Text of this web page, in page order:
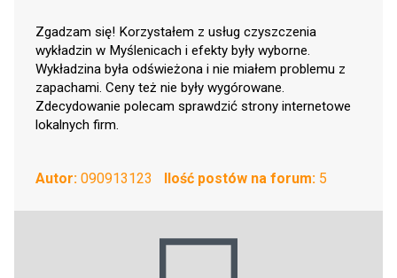
Zgadzam się! Korzystałem z usług czyszczenia
wykładzin w Myślenicach i efekty były wyborne.
Wykładzina była odświeżona i nie miałem problemu z
zapachami. Ceny też nie były wygórowane.
Zdecydowanie polecam sprawdzić strony internetowe
lokalnych firm.
Autor: 090913123 Ilość postów na forum:5